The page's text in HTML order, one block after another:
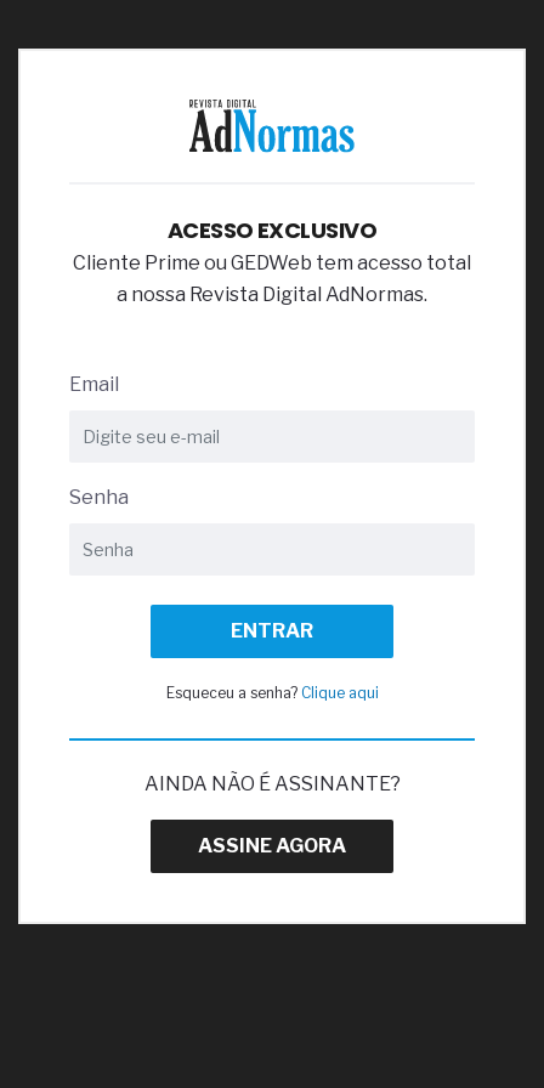
ACESSO EXCLUSIVO
Cliente Prime ou GEDWeb tem acesso total
a nossa Revista Digital AdNormas.
Email
Senha
ENTRAR
Esqueceu a senha? Clique aqui
AINDA NÃO É ASSINANTE?
ASSINE AGORA